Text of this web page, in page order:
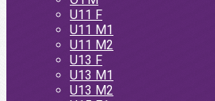
U11 F
U11 M1
U11 M2
U13 F
U13 M1
U13 M2